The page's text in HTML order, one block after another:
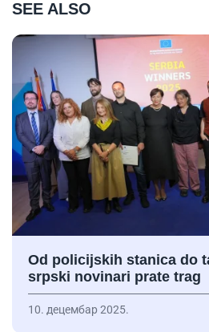
SEE ALSO
Od policijskih stanica do
srpski novinari prate trag
10. децембар 2025.